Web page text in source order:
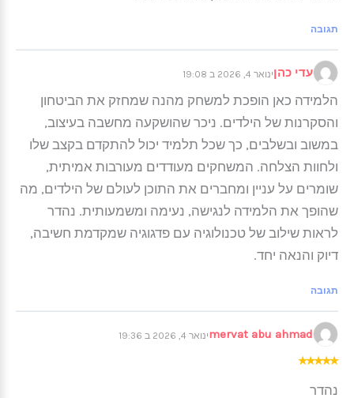
תגובה
עדי כהןינואר 4, 2026 ב 19:08
הלמידה כאן הופכת למשחק מהנה שמחזק את הביטחון
והסקרנות של הילדים. ניכר שהושקעה מחשבה בעיצוב,
במשוב ובשלבים, כך שכל תלמיד יכול להתקדם בקצב שלו
ולחוות הצלחה. המשחקים מעודדים מעורבות אמיתית,
שומרים על עניין ומחברים את התוכן לעולם של הילדים, מה
שהופך את הלמידה לנגישה, נעימה ומשמעותית. נהדר
לראות שילוב של טכנולוגיה עם פדגוגיה שמקדמת חשיבה,
דיוק והנאה יחד.
תגובה
mervat abu ahmadינואר 4, 2026 ב 19:36
★
★
★
★
★
נהדר